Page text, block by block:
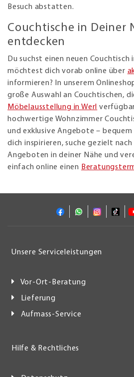
Besuch abstatten.
Couchtische in Deiner
entdecken
Du suchst einen neuen Couchtisch
möchtest dich vorab online über
informieren? In unserem
große Auswahl an Couchtischen,
Möbelausstellung in Werl
hochwertige Wohnzimmer
und exklusive Angebote – bequem
dich inspirieren, suche gezielt nach
Angeboten in deiner Nähe und
einfach online einen
Unsere Serviceleistungen
Vor-Ort-Beratung
Lieferung
Aufmass-Service
Hilfe & Rechtliches